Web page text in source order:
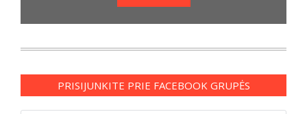
PRISIJUNKITE PRIE FACEBOOK GRUPĖS